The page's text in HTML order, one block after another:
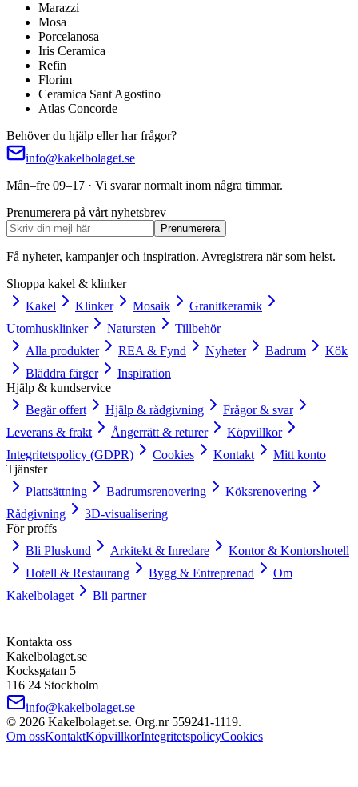
Marazzi
Mosa
Porcelanosa
Iris Ceramica
Refin
Florim
Ceramica Sant'Agostino
Atlas Concorde
Behöver du hjälp eller har frågor?
info@kakelbolaget.se
Mån–fre 09–17 · Vi svarar normalt inom några timmar.
Prenumerera på vårt nyhetsbrev
Prenumerera
Få nyheter, kampanjer och inspiration. Avregistrera när som helst.
Shoppa kakel & klinker
Kakel
Klinker Mosaik
Granitkeramik
Utomhusklinker
Natursten
Tillbehör
Alla produkter
REA & Fynd Nyheter Badrum
Kök
Bläddra färger
Inspiration
Hjälp & kundservice
Begär offert
Hjälp & rådgivning
Frågor & svar
Leverans & frakt
Ångerrätt & returer
Köpvillkor
Integritetspolicy (GDPR)
Cookies Kontakt
Mitt konto
Tjänster
Plattsättning
Badrumsrenovering
Köksrenovering
Rådgivning
3D-visualisering
För proffs
Bli Pluskund
Arkitekt & Inredare
Kontor & Kontorshotell
Hotell & Restaurang
Bygg & Entreprenad
Om
Kakelbolaget
Bli partner
Kontakta oss
Kakelbolaget.se
Kocksgatan 5
116 24 Stockholm
info@kakelbolaget.se
© 2026 Kakelbolaget.se. Org.nr 559241‑1119.
Om ossKontaktKöpvillkorIntegritetspolicyCookies